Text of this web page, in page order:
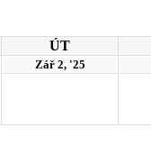
ÚT
Zář 2, '25